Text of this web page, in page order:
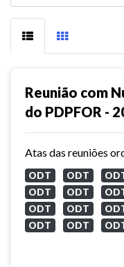
Reunião com
do PDPFOR -
ODT ODT
ODT
ODT
ODT
ODT
ODT
ODT